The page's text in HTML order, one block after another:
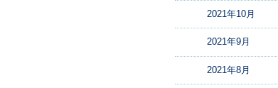
2021年10月
2021年9月
2021年8月